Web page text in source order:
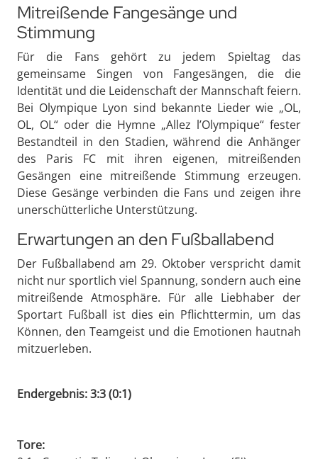
Mitreißende Fangesänge und
Stimmung
Für die Fans gehört zu jedem Spieltag das
gemeinsame Singen von Fangesängen, die die
Identität und die Leidenschaft der Mannschaft feiern.
Bei Olympique Lyon sind bekannte Lieder wie „OL,
OL, OL“ oder die Hymne „Allez l’Olympique“ fester
Bestandteil in den Stadien, während die Anhänger
des Paris FC mit ihren eigenen, mitreißenden
Gesängen eine mitreißende Stimmung erzeugen.
Diese Gesänge verbinden die Fans und zeigen ihre
unerschütterliche Unterstützung.
Erwartungen an den Fußballabend
Der Fußballabend am 29. Oktober verspricht damit
nicht nur sportlich viel Spannung, sondern auch eine
mitreißende Atmosphäre. Für alle Liebhaber der
Sportart Fußball ist dies ein Pflichttermin, um das
Können, den Teamgeist und die Emotionen hautnah
mitzuerleben.
Endergebnis: 3:3 (0:1)
Tore: